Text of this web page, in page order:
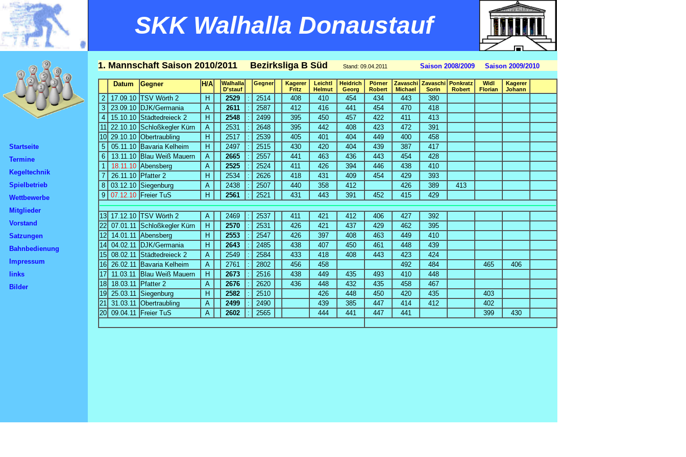
SKK Walhalla Donaustauf
Startseite
Termine
Kegeltechnik
Spielbetrieb
Wettbewerbe
Mitglieder
Vorstand
Satzungen
Bahnbedienung
Impressum
links
Bilder
1. Mannschaft Saison 2010/2011 Bezirksliga B Süd Stand: 09.04.2011 Saison 2008/2009 Saison 2009/2010
Datum Gegner H/A
Walhalla
D'stauf
Gegner
Kagerer
Fritz
Leichtl
Helmut
Heidrich
Georg
Pörner
Robert
Zavaschi
Michael
Zavaschi
Sorin
Ponkratz
Robert
Widl
Florian
Kagerer
Johann
2 17.09.10 TSV Wörth 2 H 2529 : 2514 408 410 454 434 443
380
3
23.09.10 DJK/Germania A 2611 : 2587 412 416 441 454 470
418
4
15.10.10 Städtedreieck 2 H 2548 : 2499 395 450 457 422 411
413
11 22.10.10 Schloßkegler Kürn A 2531 : 2648 395 442 408 423 472
391
10 29.10.10 Obertraubling H 2517 : 2539 405 401 404 449 400
458
5
05.11.10 Bavaria Kelheim H 2497 : 2515 430 420 404 439 387
417
6
13.11.10 Blau Weiß Mauern A 2665 : 2557 441 463 436 443 454
428
1
18.11.10 Abensberg A 2525 : 2524 411 426 394 446 438
410
7
26.11.10 Pfatter 2 H 2534 : 2626 418 431 409 454 429
393
8
03.12.10 Siegenburg A 2438 : 2507 440 358 412 426 389
413
9
07.12.10 Freier TuS H 2561 : 2521 431 443 391 452 415 429
13 17.12.10 TSV Wörth 2 A 2469 : 2537 411 421 412 406 427
392
22 07.01.11 Schloßkegler Kürn H 2570 : 2531 426 421 437 429 462
395
12
14.01.11 Abensberg H 2553 : 2547 426 397 408 463 449
410
14 04.02.11 DJK/Germania H 2643 : 2485 438 407 450 461 448
439
15 08.02.11 Städtedreieck 2 A 2549 : 2584 433 418 408 443 423
424
16 26.02.11 Bavaria Kelheim A 2761 : 2802 456 458 492 484 465
406
17
11.03.11 Blau Weiß Mauern H 2673 : 2516 438 449 435 493 410
448
18
18.03.11 Pfatter 2 A 2676 : 2620 436 448 432 435 458
467
19 25.03.11 Siegenburg H 2582 : 2510 426 448 450 420 435
403
21 31.03.11 Obertraubling A 2499 : 2490 439 385 447 414 412
402
20 09.04.11 Freier TuS A 2602 : 2565 444 441 447 441 399 430